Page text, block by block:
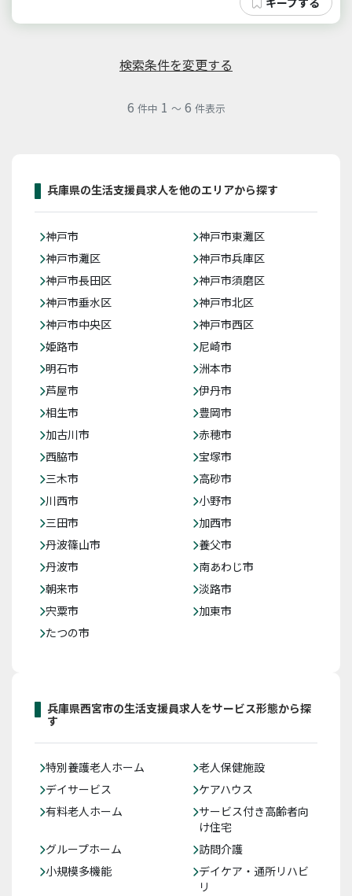
検索条件を変更する
6 件中 1 ～ 6 件表示
兵庫県の生活支援員求人を他のエリアから探す
神戸市
神戸市東灘区
神戸市灘区
神戸市兵庫区
神戸市長田区
神戸市須磨区
神戸市垂水区
神戸市北区
神戸市中央区
神戸市西区
姫路市
尼崎市
明石市
洲本市
芦屋市
伊丹市
相生市
豊岡市
加古川市
赤穂市
西脇市
宝塚市
三木市
高砂市
川西市
小野市
三田市
加西市
丹波篠山市
養父市
丹波市
南あわじ市
朝来市
淡路市
宍粟市
加東市
たつの市
兵庫県西宮市の生活支援員求人をサービス形態から探
す
特別養護老人ホーム
老人保健施設
デイサービス
ケアハウス
有料老人ホーム
サービス付き高齢者向
け住宅
グループホーム
訪問介護
小規模多機能
デイケア・通所リハビ
リ